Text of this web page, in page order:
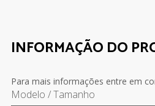
INFORMAÇÃO DO
Para mais informações entre em
Modelo / Tamanho